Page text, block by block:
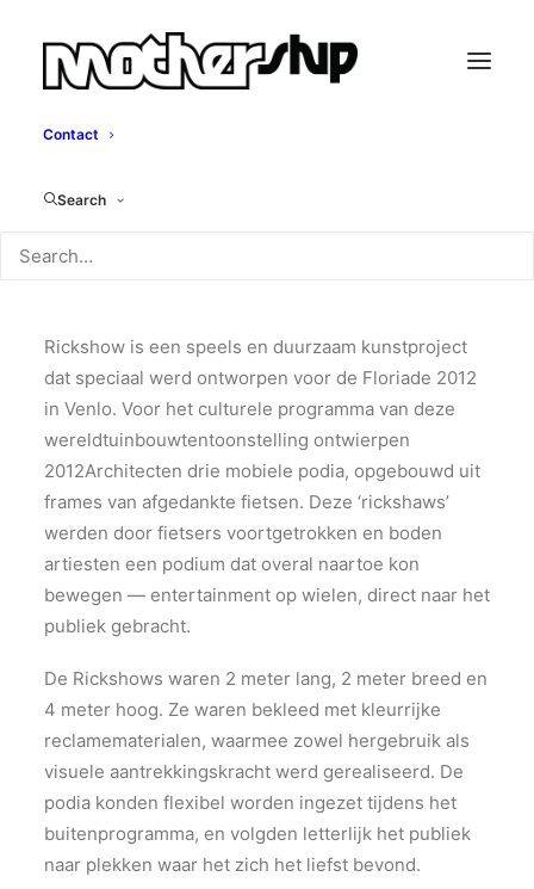
Contact
Search
Rickshow
2012Architecten, 2012
Rickshow is een speels en duurzaam kunstproject
dat speciaal werd ontworpen voor de Floriade 2012
in Venlo. Voor het culturele programma van deze
wereldtuinbouwtentoonstelling ontwierpen
2012Architecten drie mobiele podia, opgebouwd uit
frames van afgedankte fietsen. Deze ‘rickshaws’
werden door fietsers voortgetrokken en boden
artiesten een podium dat overal naartoe kon
bewegen — entertainment op wielen, direct naar het
publiek gebracht.
De Rickshows waren 2 meter lang, 2 meter breed en
4 meter hoog. Ze waren bekleed met kleurrijke
reclamematerialen, waarmee zowel hergebruik als
visuele aantrekkingskracht werd gerealiseerd. De
podia konden flexibel worden ingezet tijdens het
buitenprogramma, en volgden letterlijk het publiek
naar plekken waar het zich het liefst bevond.